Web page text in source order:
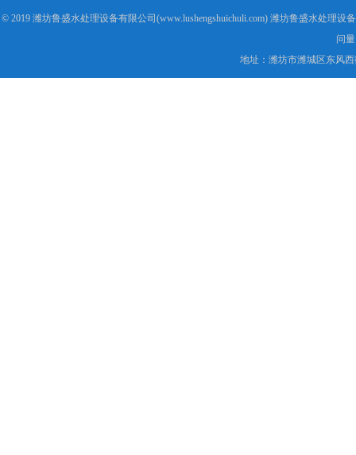
© 2019 潍坊鲁盛水处理设备有限公司(www.lushengshuichuli.com) 潍坊鲁盛水处理设
问
地址：潍坊市潍城区东风